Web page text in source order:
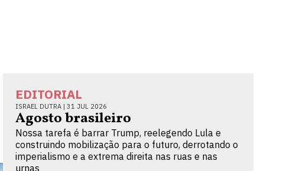
EDITORIAL
ISRAEL DUTRA | 31 JUL 2026
Agosto brasileiro
Nossa tarefa é barrar Trump, reelegendo Lula e
construindo mobilização para o futuro, derrotando o
imperialismo e a extrema direita nas ruas e nas
urnas